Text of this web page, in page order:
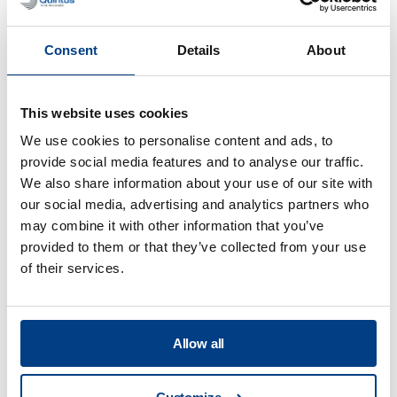
Consent Details About
This website uses cookies
We use cookies to personalise content and ads, to
provide social media features and to analyse our traffic.
We also share information about your use of our site with
our social media, advertising and analytics partners who
may combine it with other information that you’ve
provided to them or that they’ve collected from your use
of their services.
Allow all
Prensado isostático en caliente (HIP)